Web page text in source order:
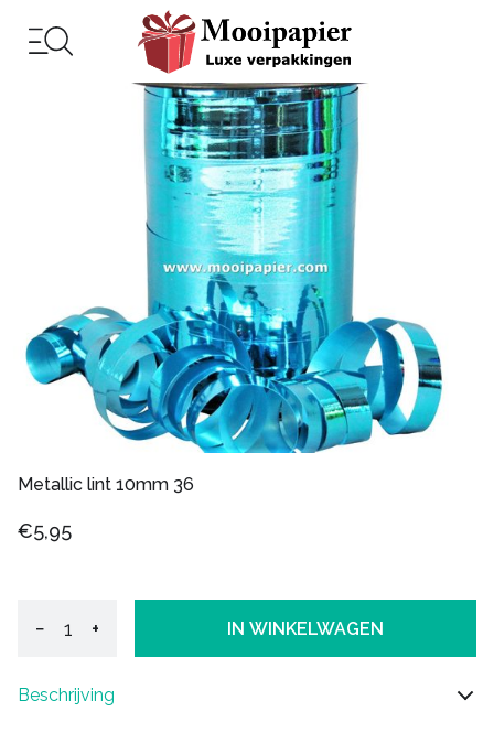
Metallic lint 10mm 36
€5,95
− + IN WINKELWAGEN
Beschrijving